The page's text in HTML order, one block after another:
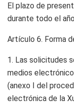
El plazo de
durante todo el
Artículo 6. Forma
1. Las solicitudes
medios
(anexo I del
electrónica de la